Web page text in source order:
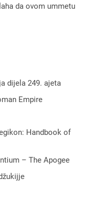
da ovom ummetu
dijela 249. ajeta
Empire
Handbook of
– The Apogee